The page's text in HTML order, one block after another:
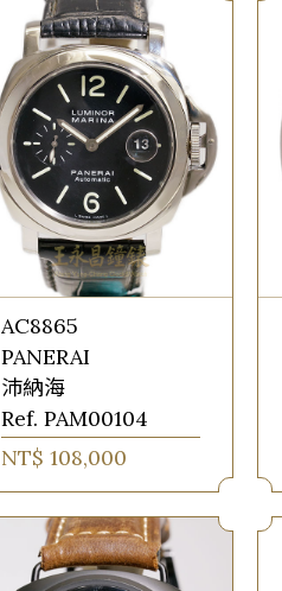
AC8865
PANERAI
沛納海
Ref. PAM00104
NT$ 108,000